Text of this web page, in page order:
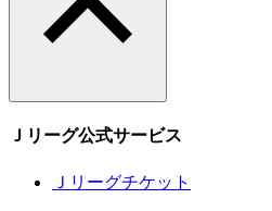
Ｊリーグ公式サービス
Ｊリーグチケット